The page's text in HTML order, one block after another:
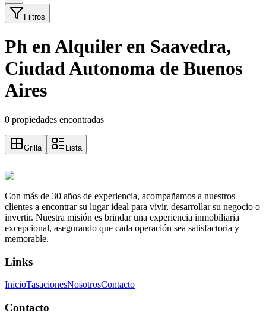
Filtros
Ph en Alquiler en Saavedra,
Ciudad Autonoma de Buenos
Aires
0 propiedades encontradas
Grilla Lista
Con más de 30 años de experiencia, acompañamos a nuestros
clientes a encontrar su lugar ideal para vivir, desarrollar su negocio o
invertir. Nuestra misión es brindar una experiencia inmobiliaria
excepcional, asegurando que cada operación sea satisfactoria y
memorable.
Links
InicioTasacionesNosotrosContacto
Contacto